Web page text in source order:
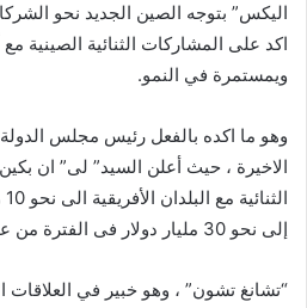
اليكس” بتوجه الصين الجديد نحو
اكد على المشاركات الثنائية الصينية مع
ويمستمرة في النمو.
وهو ما اكده بالفعل رئيس مجلس الدولة
الاخيرة ، حيث أعلن السيد” لى” ان
إلى نحو 30 مليار دولار فى الفترة من عام 2013 الى 2015 .
“تشانغ تشون” ، وهو خبير في العلاقات